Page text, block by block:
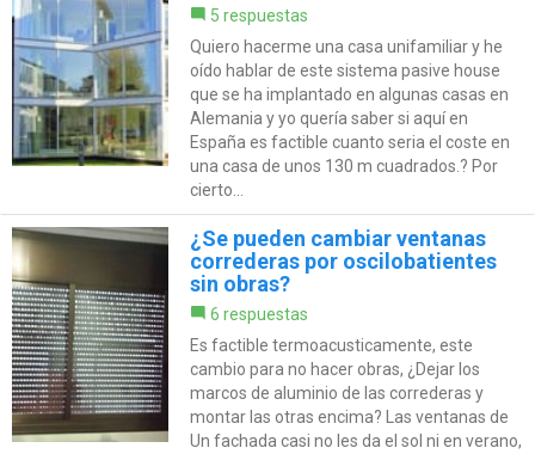
5 respuestas
Quiero hacerme una casa unifamiliar y he
oído hablar de este sistema pasive house
que se ha implantado en algunas casas en
Alemania y yo quería saber si aquí en
España es factible cuanto seria el coste en
una casa de unos 130 m cuadrados.? Por
cierto...
¿Se pueden cambiar ventanas
correderas por oscilobatientes
sin obras?
6 respuestas
Es factible termoacusticamente, este
cambio para no hacer obras, ¿Dejar los
marcos de aluminio de las correderas y
montar las otras encima? Las ventanas de
Un fachada casi no les da el sol ni en verano,